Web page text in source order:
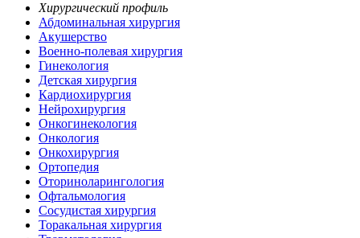
Хирургический профиль
Абдоминальная хирургия
Акушерство
Военно-полевая хирургия
Гинекология
Детская хирургия
Кардиохирургия
Нейрохирургия
Онкогинекология
Онкология
Онкохирургия
Ортопедия
Оториноларингология
Офтальмология
Сосудистая хирургия
Торакальная хирургия